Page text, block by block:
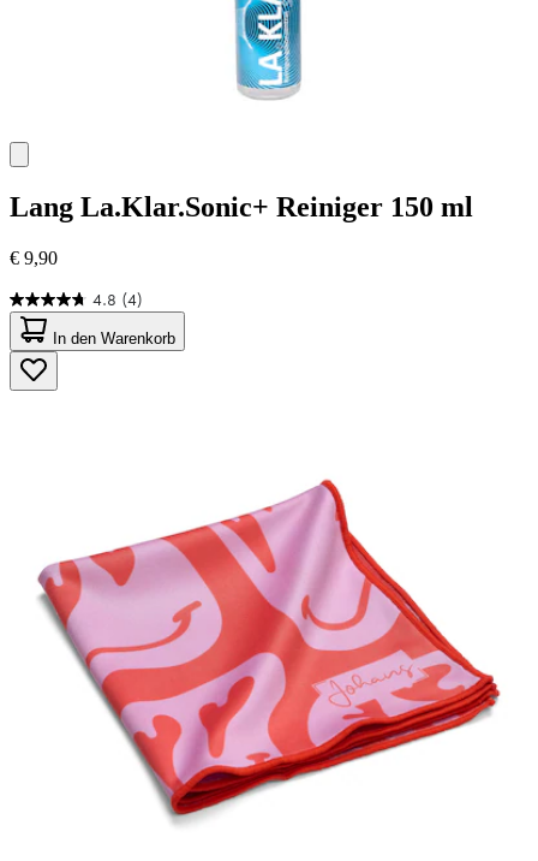
Lang La.Klar.Sonic+ Reiniger 150 ml
€ 9,90
4.8 (4)
4.8
von
5
Sternen.
4
In den Warenkorb